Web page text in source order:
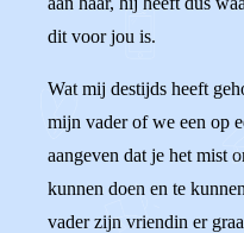
dit voor jou is.
Wat mij destijds heeft
mijn vader of we een op
aangeven dat je het mist
kunnen doen en te
vader zijn vriendin er